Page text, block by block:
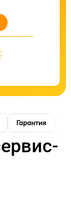
Гарантия